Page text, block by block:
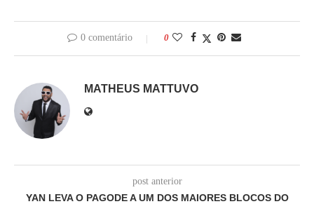
0 comentário 0
MATHEUS MATTUVO
post anterior
YAN LEVA O PAGODE A UM DOS MAIORES BLOCOS DO